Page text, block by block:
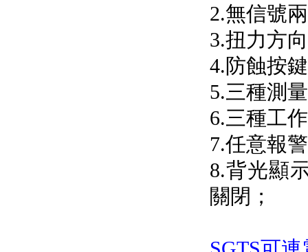
2.無信號兩
3.扭力方向
4.防蝕按鍵
5.三種測
6.三種工作
7.任意報警
8.背光顯示
關閉；